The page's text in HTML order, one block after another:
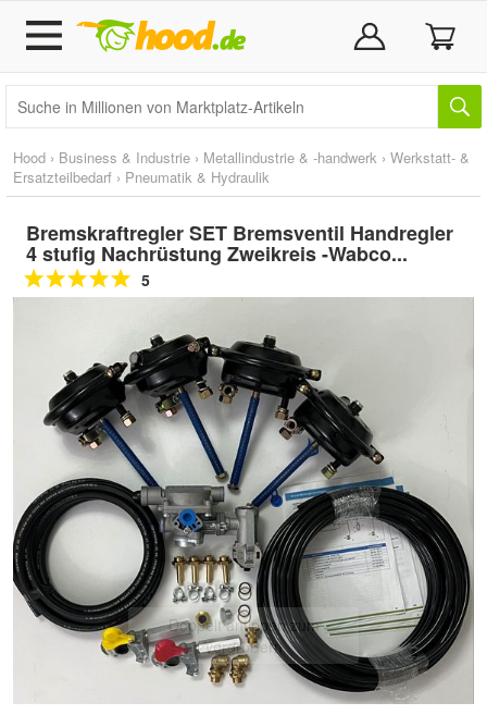
Hood › Business & Industrie › Metallindustrie & -handwerk › Werkstatt- &
Ersatzteilbedarf › Pneumatik & Hydraulik
Bremskraftregler SET Bremsventil Handregler
4 stufig Nachrüstung Zweikreis -Wabco...
5
Doppelt antippen zum
vergrößern